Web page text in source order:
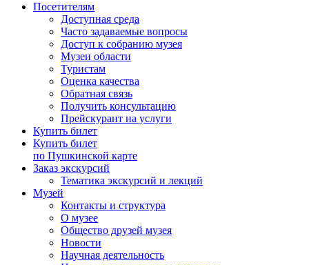
Посетителям
Доступная среда
Часто задаваемые вопросы
Доступ к собранию музея
Музеи области
Туристам
Оценка качества
Обратная связь
Получить консультацию
Прейскурант на услуги
Купить билет
Купить билет
по Пушкинской карте
Заказ экскурсий
Тематика экскурсий и лекций
Музей
Контакты и структура
О музее
Общество друзей музея
Новости
Научная деятельность